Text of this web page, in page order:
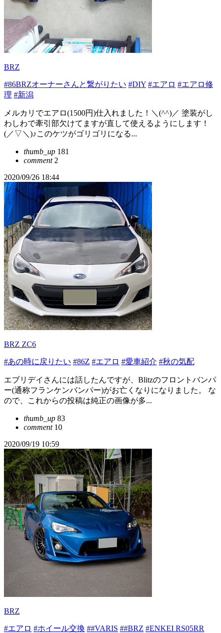
BRZ
#86BRZオーナーさんと繋がりたい #DIY #エアロ #エアロ修
理 #新潟
メルカリでエアロ(1500円)仕入れました！＼(^^)／ 塗装がし
わしわで牽引部欠けてますが直して使えるようにします！
(／▽＼)♪このケツがゴリゴリになる...
thumb_up 181
comment2
2020/09/26 18:44
BRZ ZC6
#あの時に戻りたい #86Z #エアロ #愛車紹介 #秋の気配
エブリデイさんには話したんですが、Blitzのフロントバンパ
ー(通称フランケンバンパー)がお亡くなりになりました。 な
ので、これからの投稿は純正の画像が多...
thumb_up 83
comment10
2020/09/19 10:59
BRZ
#エアロ #ホイール交換 ##VARIS ##BRZ #ENKEI RS05RR